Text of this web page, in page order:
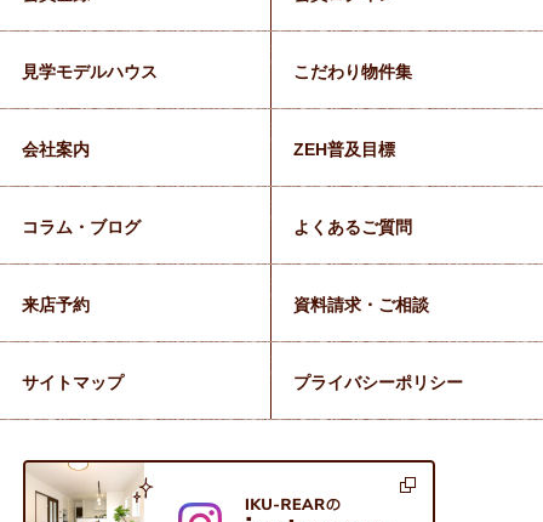
見学モデルハウス こだわり物件集
会社案内 ZEH普及目標
コラム・ブログ よくあるご質問
来店予約 資料請求・ご相談
サイトマップ プライバシーポリシー